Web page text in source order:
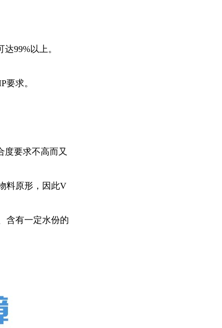
99%以上。
求。
要求不高而又
料原形，因此V
含有一定水份的